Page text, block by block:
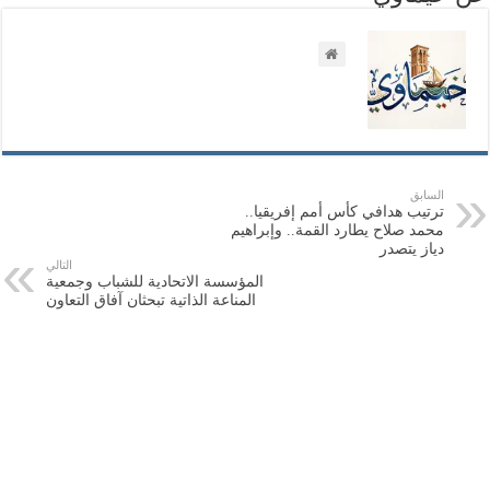
السابق
ترتيب هدافي كأس أمم إفريقيا..
محمد صلاح يطارد القمة.. وإبراهيم
دياز يتصدر
التالي
المؤسسة الاتحادية للشباب وجمعية
المناعة الذاتية تبحثان آفاق التعاون